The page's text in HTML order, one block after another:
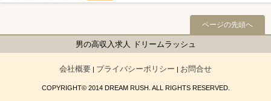
ページの先頭へ
男の高収入求人 ドリームラッシュ
会社概要 | プライバシーポリシー | お問合せ
COPYRIGHT© 2014 DREAM RUSH. ALL RIGHTS RESERVED.